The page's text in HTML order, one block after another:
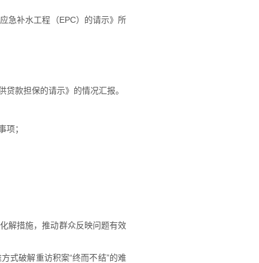
急补水工程（EPC）的请示》所
款担保的请示》的情况汇报。
项；
解措施，推动群众反映问题有效
式破解重访积案“终而不结”的难